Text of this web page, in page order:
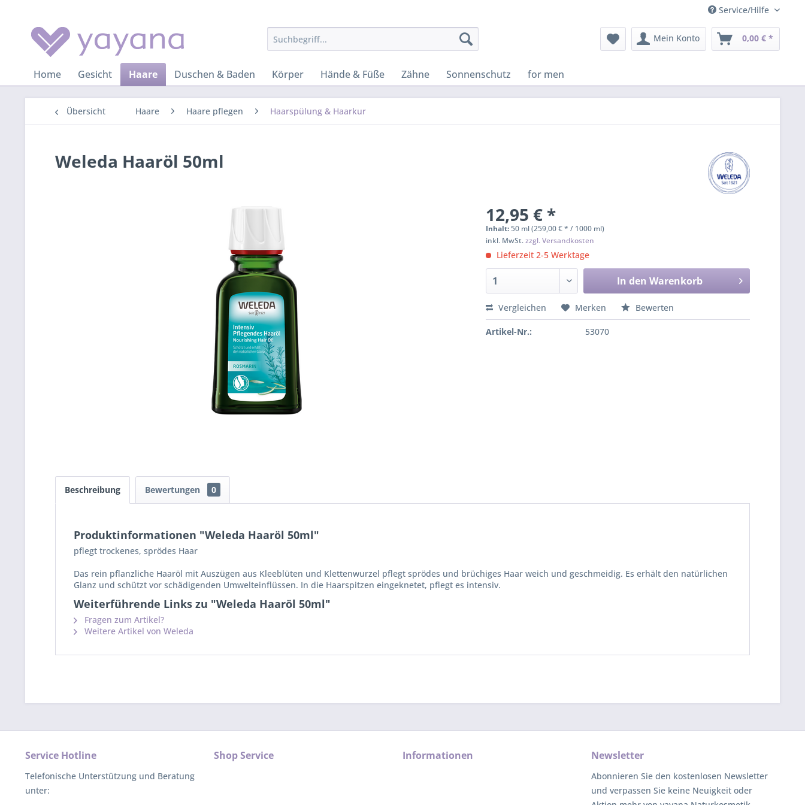
Service/Hilfe
Mein Konto 0,00 € *
Home Gesicht Haare Duschen & Baden Körper Hände & Füße Zähne Sonnenschutz for men
Übersicht Haare Haare pflegen Haarspülung & Haarkur
Weleda Haaröl 50ml
12,95 € *
Inhalt:50 ml (259,00 € * / 1000 ml)
inkl. MwSt.zzgl. Versandkosten
Lieferzeit 2-5 Werktage
In den Warenkorb
Vergleichen Merken Bewerten
Artikel-Nr.: 53070
Beschreibung Bewertungen 0
Produktinformationen "Weleda Haaröl 50ml"
pflegt trockenes, sprödes Haar
Das rein pflanzliche Haaröl mit Auszügen aus Kleeblüten und Klettenwurzel pflegt sprödes und brüchiges Haar weich und geschmeidig. Es erhält den natürlichen
Glanz und schützt vor schädigenden Umwelteinflüssen. In die Haarspitzen eingeknetet, pflegt es intensiv.
Weiterführende Links zu "Weleda Haaröl 50ml"
Fragen zum Artikel?
Weitere Artikel von Weleda
Service Hotline
Telefonische Unterstützung und Beratung
unter:
Shop Service Informationen Newsletter
Abonnieren Sie den kostenlosen Newsletter
und verpassen Sie keine Neuigkeit oder